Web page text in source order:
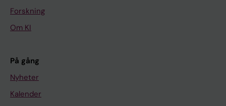
Forskning
Om KI
På gång
Nyheter
Kalender